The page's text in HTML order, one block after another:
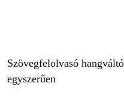
Szövegfelolvasó
egyszerűen